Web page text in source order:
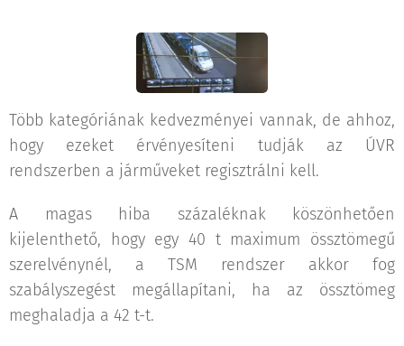
Több kategóriának kedvezményei vannak, de ahhoz,
hogy ezeket érvényesíteni tudják az ÚVR
rendszerben a járműveket regisztrálni kell.
A magas hiba százaléknak köszönhetően
kijelenthető, hogy egy 40 t maximum össztömegű
szerelvénynél, a TSM rendszer akkor fog
szabályszegést megállapítani, ha az össztömeg
meghaladja a 42 t-t.